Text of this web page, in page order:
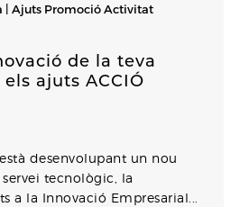
Ajuts Promoció Activitat
de la teva
ajuts ACCIÓ
desenvolupant un nou
tecnològic, la
a la Innovació Empresarial...